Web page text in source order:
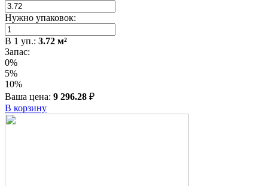
Нужно упаковок:
В 1 уп.: 3.72 м²
Запас:
0%
5%
10%
Ваша цена: 9 296.28 ₽
В корзину